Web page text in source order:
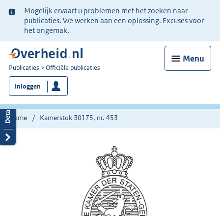
Ter
informatie:
Mogelijk ervaart u problemen met het zoeken naar
publicaties. We werken aan een oplossing. Excuses voor
het ongemak.
Menu
U
bent
nu
hier:
Publicaties Officiële publicaties
Inloggen
Home Kamerstuk 30175, nr. 453